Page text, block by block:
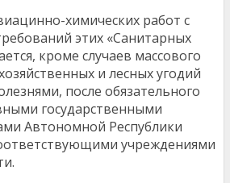
химических работ с
этих «Санитарных
кроме случаев массового
и лесных угодий
после обязательного
государственными
Автономной Республики
учреждениями